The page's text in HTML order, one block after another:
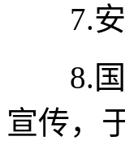
7.安
8.国
宣传，